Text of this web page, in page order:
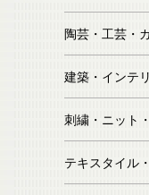
陶芸・工芸・
建築・インテ
刺繍・ニット
テキスタイル